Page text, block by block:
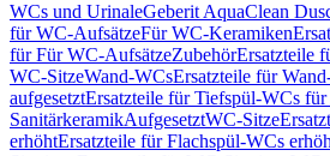
WCs und UrinaleGeberit AquaClean
für WC-AufsätzeFür WC-Keramiken
für Für WC-AufsätzeZubehörErsatzteile
WC-SitzeWand-WCsErsatzteile für
aufgesetztErsatzteile für Tiefspül-WCs
SanitärkeramikAufgesetztWC-Sitze
erhöhtErsatzteile für Flachspül-WCs